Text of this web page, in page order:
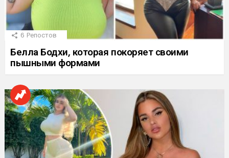
6 Репостов
Белла Бодхи, которая покоряет своими
пышными формами